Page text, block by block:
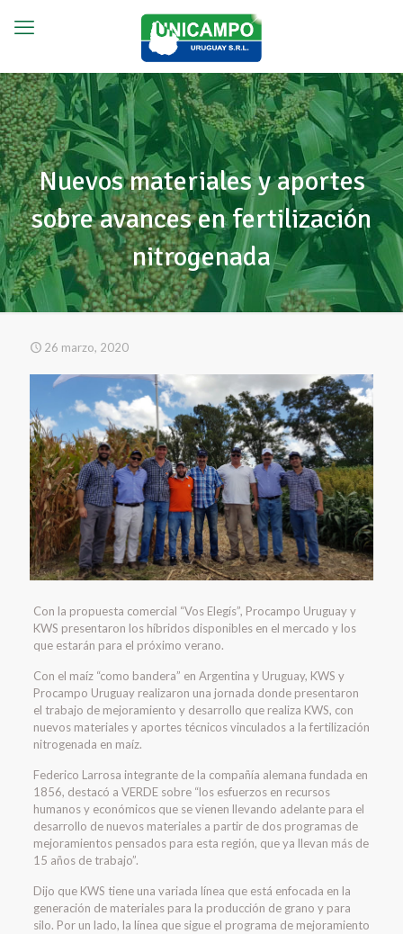
Nuevos materiales y aportes
sobre avances en fertilización
nitrogenada
26 marzo, 2020
Con la propuesta comercial “Vos Elegís”, Procampo Uruguay y
KWS presentaron los híbridos disponibles en el mercado y los
que estarán para el próximo verano.
Con el maíz “como bandera” en Argentina y Uruguay, KWS y
Procampo Uruguay realizaron una jornada donde presentaron
el trabajo de mejoramiento y desarrollo que realiza KWS, con
nuevos materiales y aportes técnicos vinculados a la fertilización
nitrogenada en maíz.
Federico Larrosa integrante de la compañía alemana fundada en
1856, destacó a VERDE sobre “los esfuerzos en recursos
humanos y económicos que se vienen llevando adelante para el
desarrollo de nuevos materiales a partir de dos programas de
mejoramientos pensados para esta región, que ya llevan más de
15 años de trabajo”.
Dijo que KWS tiene una variada línea que está enfocada en la
generación de materiales para la producción de grano y para
silo. Por un lado, la línea que sigue el programa de mejoramiento